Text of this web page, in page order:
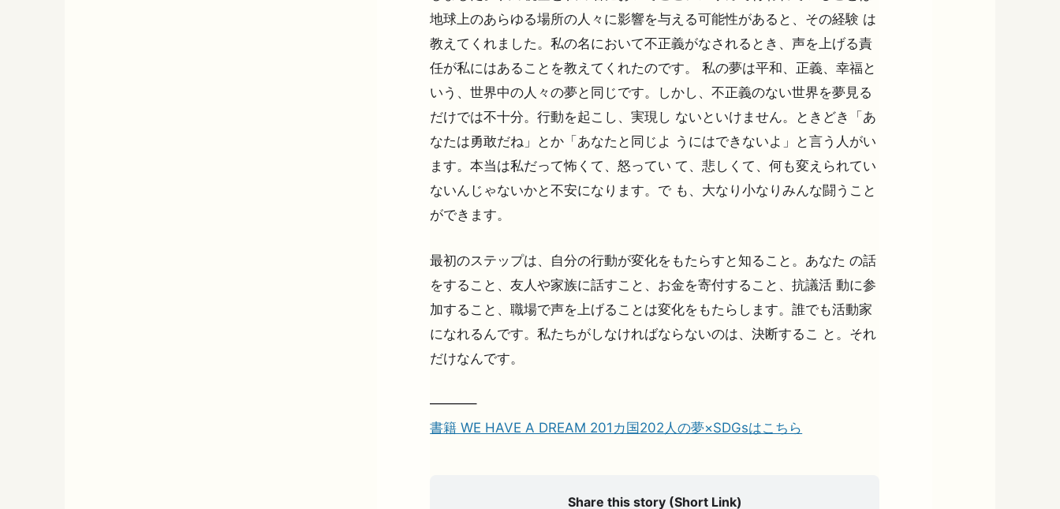
地球上のあらゆる場所の人々に影響を与える可能性があると、その経験 は
教えてくれました。私の名において不正義がなされるとき、声を上げる責
任が私にはあることを教えてくれたのです。 私の夢は平和、正義、幸福と
いう、世界中の人々の夢と同じです。しかし、不正義のない世界を夢見る
だけでは不十分。行動を起こし、実現し ないといけません。ときどき「あ
なたは勇敢だね」とか「あなたと同じよ うにはできないよ」と言う人がい
ます。本当は私だって怖くて、怒ってい て、悲しくて、何も変えられてい
ないんじゃないかと不安になります。で も、大なり小なりみんな闘うこと
ができます。
最初のステップは、自分の行動が変化をもたらすと知ること。あなた の話
をすること、友人や家族に話すこと、お金を寄付すること、抗議活 動に参
加すること、職場で声を上げることは変化をもたらします。誰でも活動家
になれるんです。私たちがしなければならないのは、決断するこ と。それ
だけなんです。
———–
書籍 WE HAVE A DREAM 201カ国202人の夢×SDGsはこちら
Share this story (Short Link)